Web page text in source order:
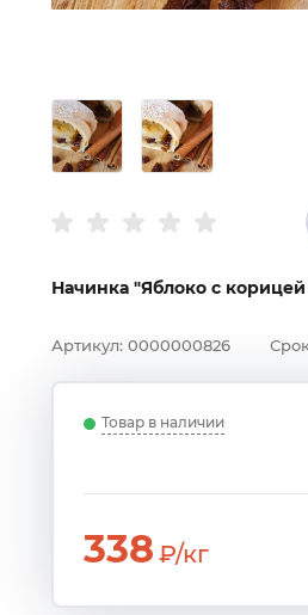
Начинка "Яблоко с корицей
Артикул: 0000000826
Товар в наличии
338₽/кг